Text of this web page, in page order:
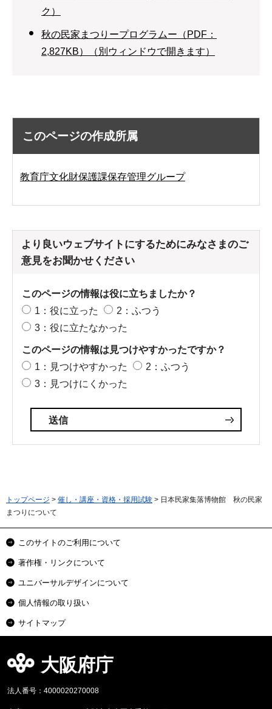
ク）
秋の民家まつりープログラムー（PDF：
2,827KB）（別ウィンドウで開きます）
このページの作成所属
教育庁文化財保護課保存管理グループ
より良いウェブサイトにするためにみなさまのご
意見をお聞かせください
このページの情報は役に立ちましたか？
1：役に立った
2：ふつう
3：役に立たなかった
このページの情報は見つけやすかったですか？
1：見つけやすかった
2：ふつう
3：見つけにくかった
トップページ > 催し・講座・資格・採用試験 > 日本民家集落博物館 秋の民家
まつりについて
このサイトのご利用について
著作権・リンクについて
ユニバーサルデザインについて
個人情報の取り扱い
サイトマップ
大阪府庁
法人番号：4000020270008